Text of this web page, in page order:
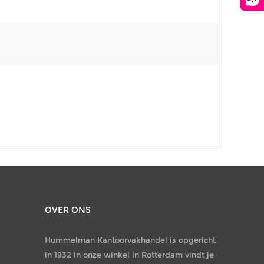
OVER ONS
Hummelman Kantoorvakhandel is opgericht
in 1932 in onze winkel in Rotterdam vindt je